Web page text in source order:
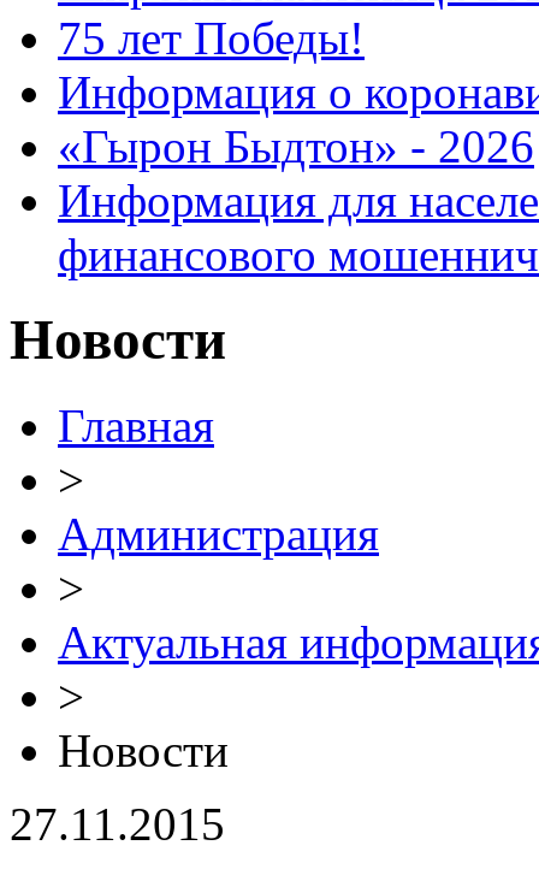
75 лет Победы!
Информация о
«Гырон Быдтон» - 2026
Информация для
финансового
Новости
Главная
>
Администрация
>
Актуальная
>
Новости
27.11.2015